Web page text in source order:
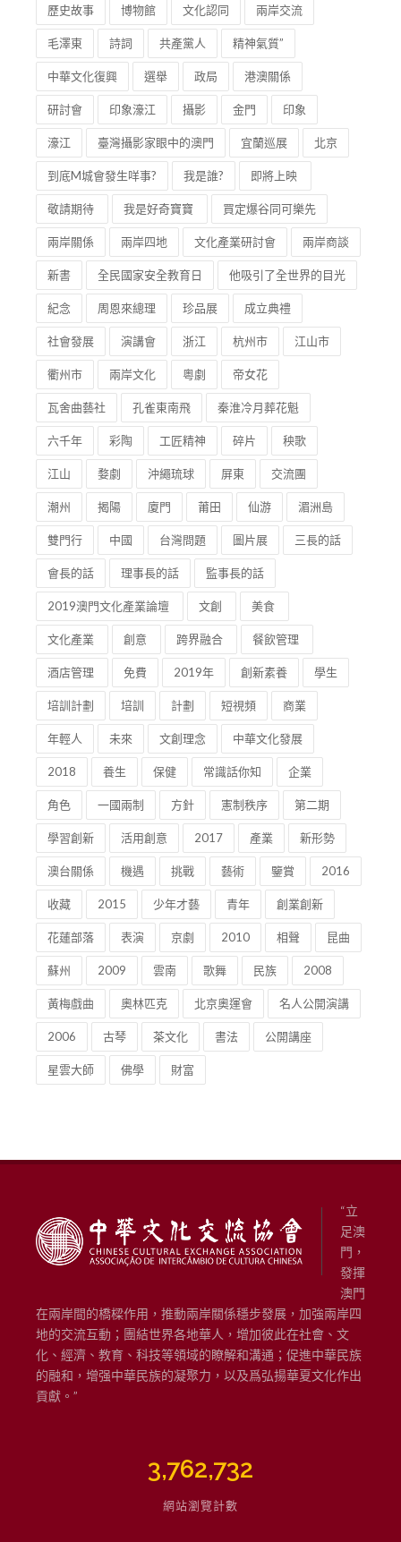
歷史故事 博物館 文化認同 兩岸交流
毛澤東 詩詞 共產黨人 精神氣質”
中華文化復興 選舉 政局 港澳關係
研討會 印象濠江 攝影 金門 印象
濠江 臺灣攝影家眼中的澳門 宜蘭巡展 北京
到底M城會發生咩事? 我是誰? 即將上映
敬請期待 我是好奇寶寶 買定爆谷同可樂先
兩岸關係 兩岸四地 文化產業研討會 兩岸商談
新書 全民國家安全教育日 他吸引了全世界的目光
紀念 周恩來總理 珍品展 成立典禮
社會發展 演講會 浙江 杭州市 江山市
衢州市 兩岸文化 粵劇 帝女花
瓦舍曲藝社 孔雀東南飛 秦淮冷月葬花魁
六千年 彩陶 工匠精神 碎片 秧歌
江山 婺劇 沖繩琉球 屏東 交流團
潮州 揭陽 廈門 莆田 仙游 湄洲島
雙門行 中國 台灣問題 圖片展 三長的話
會長的話 理事長的話 監事長的話
2019澳門文化產業論壇 文創 美食
文化產業 創意 跨界融合 餐飲管理
酒店管理 免費 2019年 創新素養 學生
培訓計劃 培訓 計劃 短視頻 商業
年輕人 未來 文創理念 中華文化發展
2018 養生 保健 常識話你知 企業
角色 一國兩制 方針 憲制秩序 第二期
學習創新 活用創意 2017 產業 新形勢
澳台關係 機遇 挑戰 藝術 鑒賞 2016
收藏 2015 少年才藝 青年 創業創新
花蓮部落 表演 京劇 2010 相聲 昆曲
蘇州 2009 雲南 歌舞 民族 2008
黃梅戲曲 奧林匹克 北京奧運會 名人公開演講
2006 古琴 茶文化 書法 公開講座
星雲大師 佛學 財富
“立
足澳
門，
發揮
澳門
在兩岸間的橋樑作用，推動兩岸關係穩步發展，加強兩岸四
地的交流互動；團結世界各地華人，增加彼此在社會、文
化、經濟、教育、科技等領域的瞭解和溝通；促進中華民族
的融和，增强中華民族的凝聚力，以及爲弘揚華夏文化作出
貢獻。”
3,762,732
網站瀏覽計數